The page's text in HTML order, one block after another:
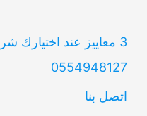
3 معاييز عند اختيارك
0554948127
اتصل بنا